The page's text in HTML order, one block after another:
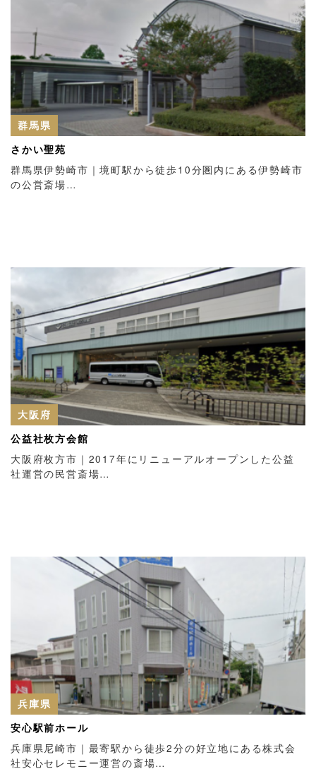
群馬県
さかい聖苑
群馬県伊勢崎市｜境町駅から徒歩10分圏内にある伊勢崎市
の公営斎場…
大阪府
公益社枚方会館
大阪府枚方市｜2017年にリニューアルオープンした公益
社運営の民営斎場…
兵庫県
安心駅前ホール
兵庫県尼崎市｜最寄駅から徒歩2分の好立地にある株式会
社安心セレモニー運営の斎場…